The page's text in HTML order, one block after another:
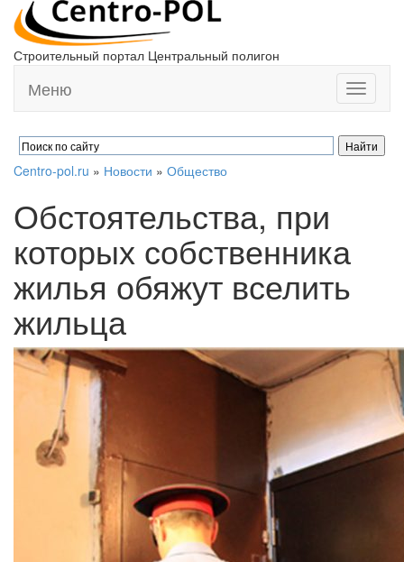
Строительный портал Центральный полигон
Toggle
Меню
Centro-pol.ru » Новости » Общество
Обстоятельства, при
которых собственника
жилья обяжут вселить
жильца